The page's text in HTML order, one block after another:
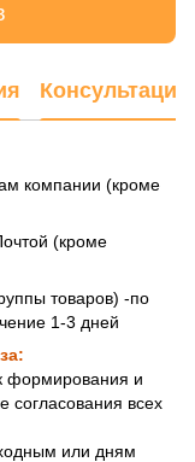
Консультация
компании (кроме
(кроме
товаров) -по
1-3 дней
формирования и
согласования всех
или дням